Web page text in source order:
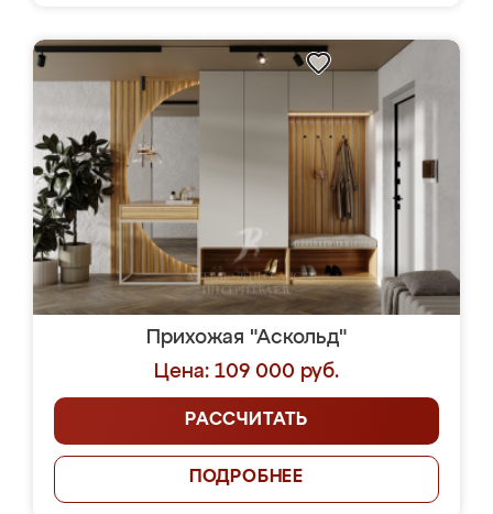
Прихожая "Аскольд"
Цена: 109 000 руб.
РАССЧИТАТЬ
ПОДРОБНЕЕ